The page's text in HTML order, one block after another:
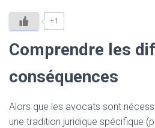
+1
Comprendre les
conséquences
Alors que les avocats sont
une tradition juridique spécifique